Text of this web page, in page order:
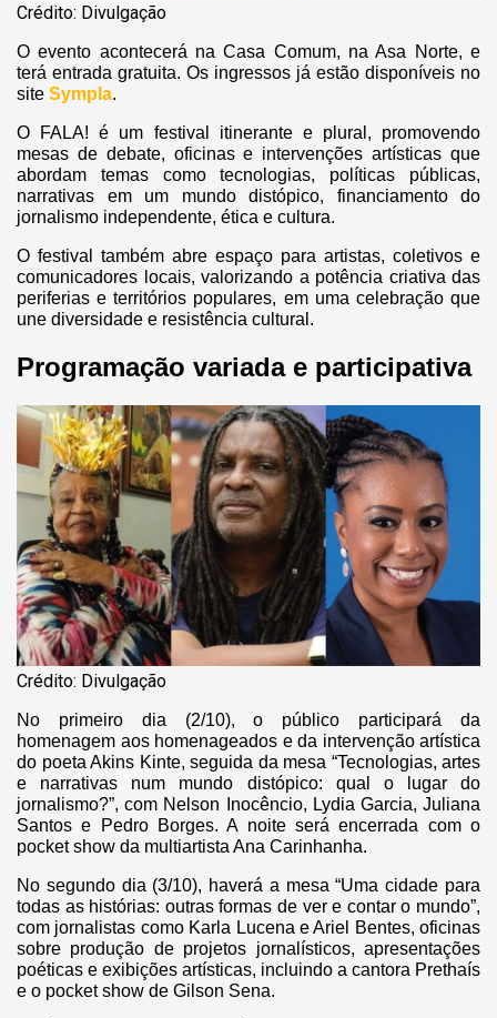
Crédito: Divulgação
O evento acontecerá na Casa Comum, na Asa Norte, e
terá entrada gratuita. Os ingressos já estão disponíveis no
site Sympla.
O FALA! é um festival itinerante e plural, promovendo
mesas de debate, oficinas e intervenções artísticas que
abordam temas como tecnologias, políticas públicas,
narrativas em um mundo distópico, financiamento do
jornalismo independente, ética e cultura.
O festival também abre espaço para artistas, coletivos e
comunicadores locais, valorizando a potência criativa das
periferias e territórios populares, em uma celebração que
une diversidade e resistência cultural.
Programação variada e participativa
Crédito: Divulgação
No primeiro dia (2/10), o público participará da
homenagem aos homenageados e da intervenção artística
do poeta Akins Kinte, seguida da mesa “Tecnologias, artes
e narrativas num mundo distópico: qual o lugar do
jornalismo?”, com Nelson Inocêncio, Lydia Garcia, Juliana
Santos e Pedro Borges. A noite será encerrada com o
pocket show da multiartista Ana Carinhanha.
No segundo dia (3/10), haverá a mesa “Uma cidade para
todas as histórias: outras formas de ver e contar o mundo”,
com jornalistas como Karla Lucena e Ariel Bentes, oficinas
sobre produção de projetos jornalísticos, apresentações
poéticas e exibições artísticas, incluindo a cantora Prethaís
e o pocket show de Gilson Sena.